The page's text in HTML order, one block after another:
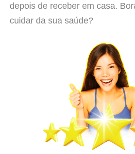
depois de receber em casa.
cuidar da sua saúde?